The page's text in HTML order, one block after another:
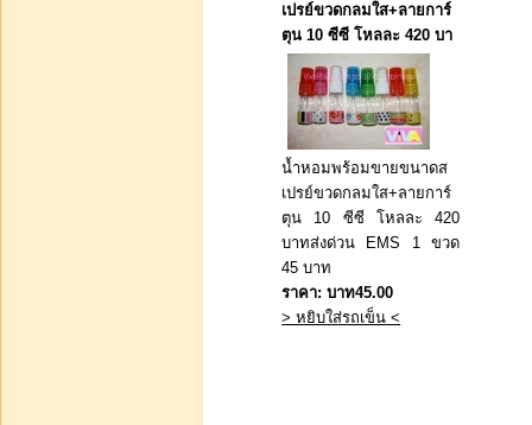
เปรย์ขวดกลมใส+ลายการ์
ตุน 10 ซีซี โหลละ 420 บา
น้ำหอมพร้อมขายขนาดส
เปรย์ขวดกลมใส+ลายการ์
ตุน 10 ซีซี โหลละ 420
บาทส่งด่วน EMS 1 ขวด
45 บาท
ราคา:บาท45.00
> หยิบใส่รถเข็น <